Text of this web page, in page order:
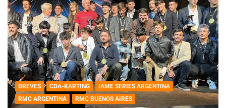
BREVES CDA-KARTING
IAME SERIES ARGENTINA
RMC ARGENTINA
RMC BUENOS AIRES